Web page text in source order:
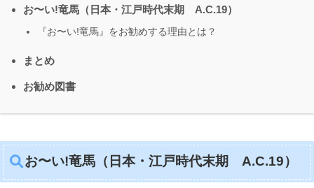
お〜い!竜馬（日本・江戸時代末期 A.C.19）
『お〜い!竜馬』をお勧めする理由とは？
まとめ
お勧め図書
お〜い!竜馬（日本・江戸時代末期 A.C.19）